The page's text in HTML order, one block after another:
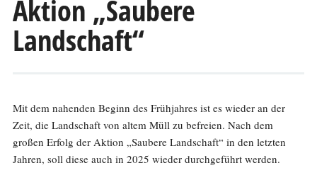
Text
Aktion „Saubere
Landschaft“
Mit dem nahenden Beginn des Frühjahres ist es wieder an der
Zeit, die Landschaft von altem Müll zu befreien. Nach dem
großen Erfolg der Aktion „Saubere Landschaft“ in den letzten
Jahren, soll diese auch in 2025 wieder durchgeführt werden.